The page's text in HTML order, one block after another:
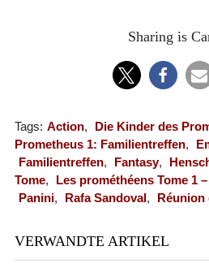
Sharing is
Tags: Action, Die Kinder des
Prometheus 1: Familientreffen,
Familientreffen, Fantasy,
Tome, Les prométhéens Tome 1
Panini, Rafa Sandoval, Réunion
VERWANDTE ARTIKEL